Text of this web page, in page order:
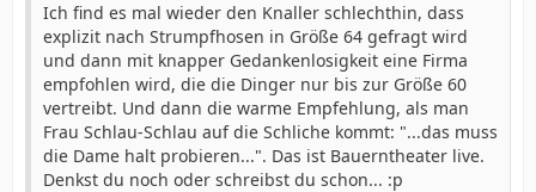
Ich find es mal wieder den Knaller schlechthin, dass
explizit nach Strumpfhosen in Größe 64 gefragt wird
und dann mit knapper Gedankenlosigkeit eine Firma
empfohlen wird, die die Dinger nur bis zur Größe 60
vertreibt. Und dann die warme Empfehlung, als man
Frau Schlau-Schlau auf die Schliche kommt: "...das muss
die Dame halt probieren...". Das ist Bauerntheater live.
Denkst du noch oder schreibst du schon... :p